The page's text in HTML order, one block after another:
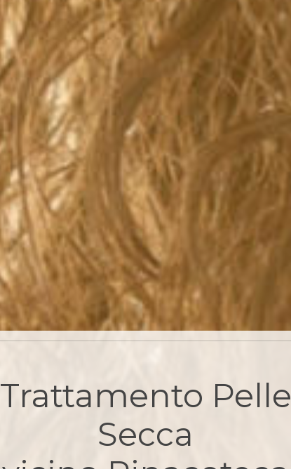
Trattamento Pelle
Secca